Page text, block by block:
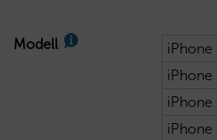
Modell iPhone
iPhone
iPhone
iPhone